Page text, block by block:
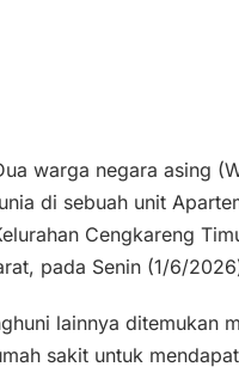
warga negara asing
di sebuah unit
Cengkareng
pada Senin (1/6/
lainnya ditemukan
sakit untuk